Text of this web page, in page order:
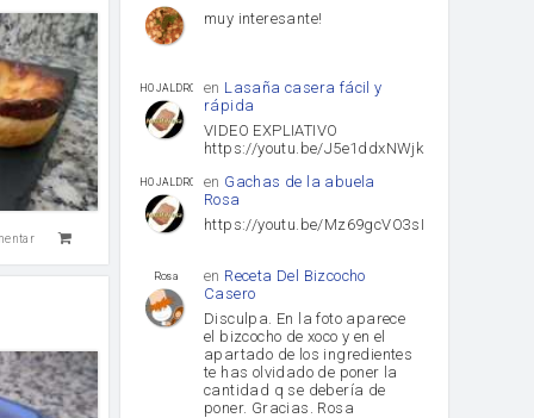
muy interesante!
HOJALDROSA TV
en Lasaña casera fácil y
rápida
VIDEO EXPLIATIVO
https://youtu.be/J5e1ddxNWjk
HOJALDROSA TV
en Gachas de la abuela
Rosa
https://youtu.be/Mz69gcVO3sI
Rosa en Receta Del Bizcocho
Casero
Disculpa. En la foto aparece
el bizcocho de xoco y en el
apartado de los ingredientes
te has olvidado de poner la
cantidad q se debería de
poner. Gracias. Rosa